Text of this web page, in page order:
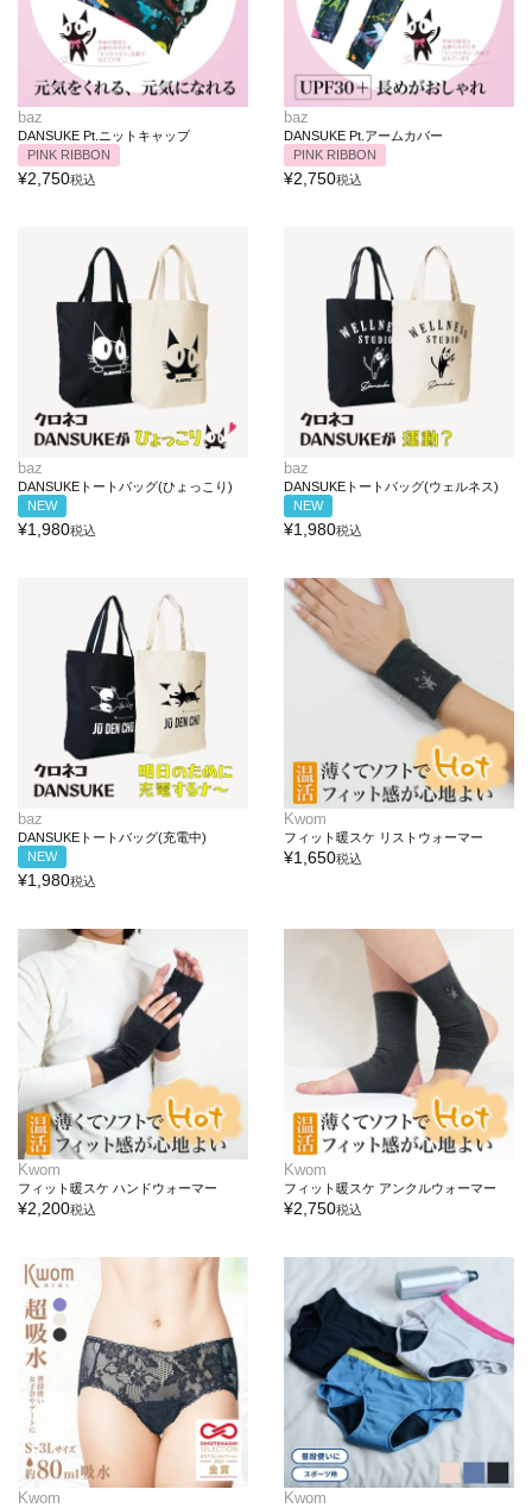
baz
DANSUKE Pt.ニットキャップ
PINK RIBBON
¥2,750税込
baz
DANSUKE Pt.アームカバー
PINK RIBBON
¥2,750税込
baz
DANSUKEトートバッグ(ひょっこり)
NEW
¥1,980税込
baz
DANSUKEトートバッグ(ウェルネス)
NEW
¥1,980税込
baz
DANSUKEトートバッグ(充電中)
NEW
¥1,980税込
Kwom
フィット暖スケ リストウォーマー
¥1,650税込
Kwom
フィット暖スケ ハンドウォーマー
¥2,200税込
Kwom
フィット暖スケ アンクルウォーマー
¥2,750税込
Kwom Kwom